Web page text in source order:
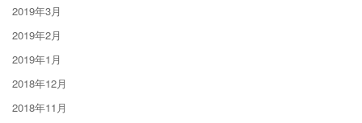
2019年3月
2019年2月
2019年1月
2018年12月
2018年11月